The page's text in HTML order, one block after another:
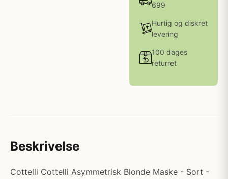
699
Hurtig og diskret
levering
100 dages
returret
Beskrivelse
Cottelli Cottelli Asymmetrisk Blonde Maske - Sort -